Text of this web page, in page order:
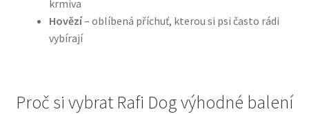
Hill’s pro psy
krmiva
Hovězí– oblíbená příchuť, kterou si psi často rádi
vybírají
Proč si vybrat Rafi Dog výhodné balení